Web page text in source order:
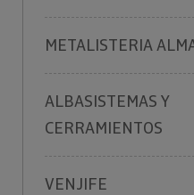
METALISTERIA
ALBASISTEMAS Y
CERRAMIENTOS
VENJIFE